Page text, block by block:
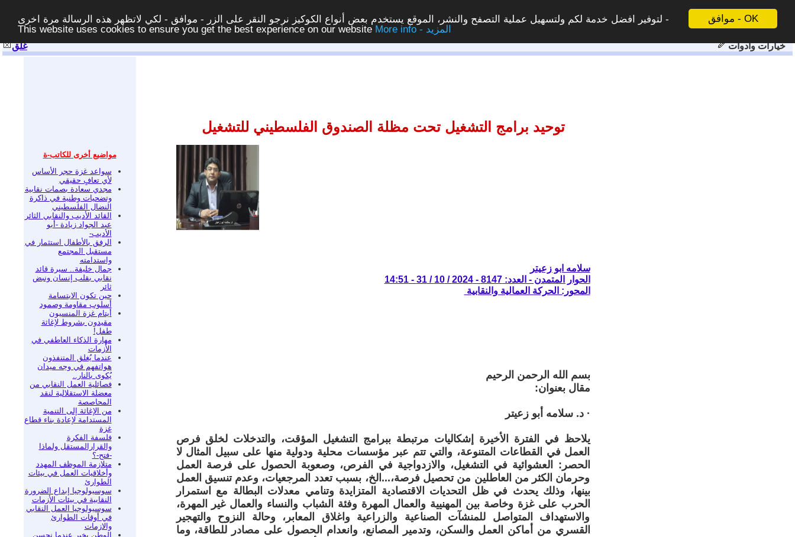
موافق - OK
لتوفير افضل خدمة لكم ولتسهيل عملية التصفح والنشر، الموقع يستخدم بعض أنواع الكوكيز نرجو النقر على الزر - موافق - لكي لاتظهر هذه الرسالة مرة اخرى -
This website uses cookies to ensure you get the best experience on our website
More info - المزيد
غلق خيارات وادوات
مواضيع أخرى للكاتب-ة
سواعد غزة حجر الأساس
لأي تعافٍ حقيقي
مجدي سعادة بصمات نقابية
وتضحيات وطنية في ذاكرة
النضال الفلسطيني
القائد الأديب والنقابي الثائر
عبد الجواد زيادة -أبو
الأديب-
الرفق بالأطفال استثمار في
مستقبل المجتمع
واستدامته
جمال خليفة.. سيرة قائد
نقابي بقلب إنسان ونبض
ثائر
حين تكون الابتسامة
أسلوب مقاومة وصمود
أيتام غزة المنسيون
مقيدون بشروط لإغاثة
طفل!
مهارة الذكاء العاطفي في
الأزمات
عندما يُغلق المتنفذون
هواتفهم في وجه ميدان
يُكوى بالنار..
فصائلية العمل النقابي من
معضلة الاستقلالية لنقد
المحاصصة
من الإغاثة إلى التنمية
المستدامة لإعادة بناء قطاع
غزة
فلسفة الفكرة
والقرارالمستقل ولماذا
-فتح-؟
متلازمة الموظف المهدد
وأخلاقيات العمل في بيئات
الطوارئ
سوسيولوجيا إبداع الضرورة
النقابية في بيئات الأزمات
سوسيولوجيا العمل النقابي
في أوقات الطوارئ
والازمات
الوطن بخير عندما نحسن
توحيد برامج التشغيل تحت مظلة الصندوق الفلسطيني للتشغيل
سلامه ابو زعيتر
الحوار المتمدن - العدد: 8147 - 2024 / 10 / 31 - 14:51
المحور: الحركة العمالية والنقابية
بسم الله الرحمن الرحيم
مقال بعنوان:
· د. سلامه أبو زعيتر
يلاحظ في الفترة الأخيرة إشكاليات مرتبطة ببرامج التشغيل المؤقت، والتدخلات لخلق فرص
العمل في القطاعات المتنوعة، والتي تتم عبر مؤسسات محلية ودولية منها على سبيل المثال لا
الحصر: العشوائية في التشغيل، والازدواجية في الفرص، وصعوبة الحصول على فرصة العمل
وحرمان الكثر من العاطلين من تحصيل فرصة،...الخ، بسبب تعدد المرجعيات، وعدم تنسيق العمل
بينها، وذلك يحدث في ظل التحديات الاقتصادية المتزايدة وتنامي معدلات البطالة مع استمرار
الحرب على غزة وخاصة بين المهنيية والعمال المهرة وفئة الشباب والنساء والعمال غير المهرة،
والاستهداف المتواصل للمنشآت الصناعية والزراعية واغلاق المعابر، وحالة النزوح والتهجير
القسري من أماكن العمل والسكن، وتدمير المصانع، وانعدام الحصول على مصادر للطاقة، وما